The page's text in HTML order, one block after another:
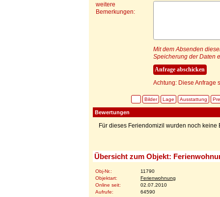
weitere
Bemerkungen:
Mit dem Absenden
Speicherung der Daten
Achtung: Diese Anfrage
Bilder Lage Ausstattung
Bewertungen
Für dieses Feriendomizil wurden noch
Übersicht zum Objekt:
Obj-Nr.:
11790
Objektart:
Ferienwohnung
Online seit:
02.07.2010
Aufrufe:
64590